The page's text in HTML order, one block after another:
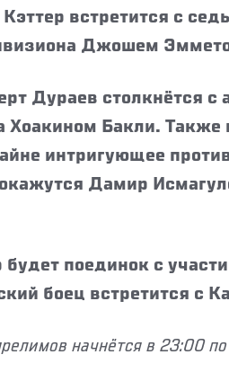
встретится с
Джошем
Дураев столкнётся с
Хоакином Бакли. Также
интригующее
Дамир
будет поединок с
боец встретится с
начнётся в 23:00